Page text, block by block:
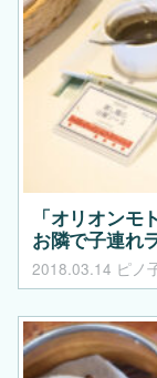
「オリオン
お隣で子連れ
2018.03.14 ピノ